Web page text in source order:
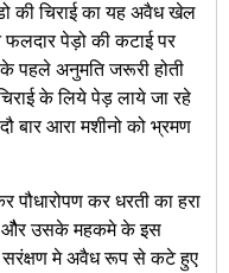
की चिराई का यह अवैध खेल
पेड़ो की कटाई पर
पहले अनुमति जरूरी होती
के लिये पेड़ लाये जा रहे
बार आरा मशीनो को भ्रमण
पौधारोपण कर धरती का हरा
औैर उसके महकमे के इस
के सरंक्षण मे अवैध रूप से कटे हुए